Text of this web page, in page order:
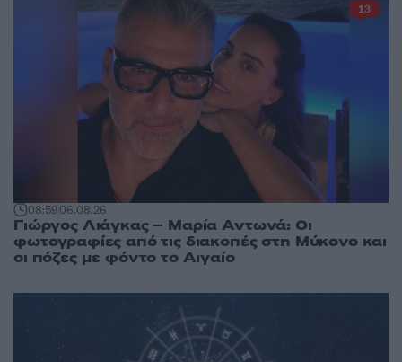
08:5906.08.26
Γιώργος Λιάγκας – Μαρία Αντωνά: Οι
φωτογραφίες από τις διακοπές στη Μύκονο και
οι πόζες με φόντο το Αιγαίο
13